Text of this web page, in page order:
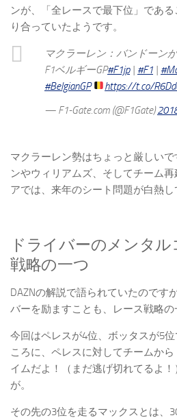
ンが、「全レースで最下位」であ
り合っていたようです。
マクラーレン：バンドーン
F1ベルギーGP#F1jp| #F1 |
#BelgianGP
https://t.co/
— F1-Gate.com (@F1Gate)
マクラーレン勢はちょっと厳しい
ンやウィリアムズ、そしてチーム
アでは、来年のシート問題が白熱し
ドライバーのメンタ
戦略の一つ
DAZNの解説で語られていたのです
バーを励ますことも、レース戦略の
今回はペレスが4位、ボッタスが5
ころに、ペレスに対してチームか
イムだよ！（まだ逃げ切れてるよ
が。
その先の3位を走るマックスとは、